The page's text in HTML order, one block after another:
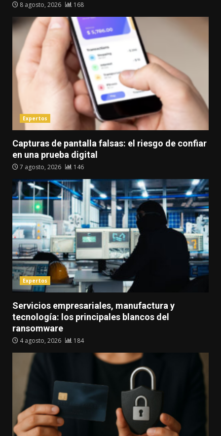
8 agosto, 2026 168
Expertos
Capturas de pantalla falsas: el riesgo de confiar
en una prueba digital
7 agosto, 2026 146
Expertos
Servicios empresariales, manufactura y
tecnología: los principales blancos del
ransomware
4 agosto, 2026 184